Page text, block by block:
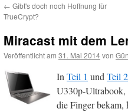
← Gibt's doch noch Hoffnung für
TrueCrypt?
Miracast mit dem
Veröffentlicht am 31. Mai 2014von
InTeil 1 undTeil 2
U330p-Ultrabook,
die Finger bekam,